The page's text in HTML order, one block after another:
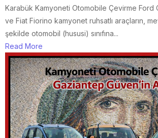
Karabük Kamyoneti Otomobile Çevirme Ford
ve Fiat Fiorino kamyonet ruhsatlı araçların,
şekilde otomobil (hususi) sınıfına...
Read More